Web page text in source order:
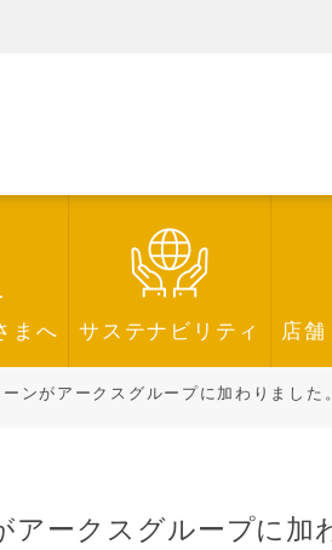
まへ サステナビリティ 店舗
ンがアークスグループに加わりまし
アークスグループに